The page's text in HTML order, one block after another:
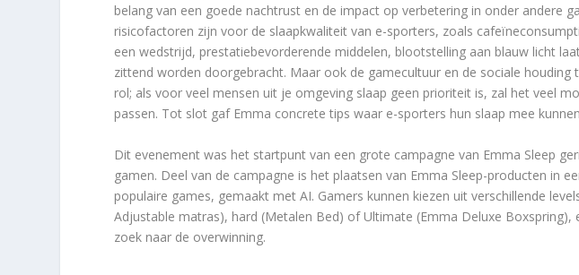
belang van een goede nachtrust en de impact op verbetering in onder andere
risicofactoren zijn voor de slaapkwaliteit van e-sporters, zoals
een wedstrijd, prestatiebevorderende middelen, blootstelling aan blauw licht
zittend worden doorgebracht. Maar ook de gamecultuur en de sociale houding
rol; als voor veel mensen uit je omgeving slaap geen prioriteit is, zal het veel
passen. Tot slot gaf Emma concrete tips waar e-sporters hun slaap mee
Dit evenement was het startpunt van een grote campagne van Emma Sleep
gamen. Deel van de campagne is het plaatsen van Emma Sleep-producten in
populaire games, gemaakt met AI. Gamers kunnen kiezen uit verschillende
Adjustable matras), hard (Metalen Bed) of Ultimate (Emma Deluxe Boxspring),
zoek naar de overwinning.